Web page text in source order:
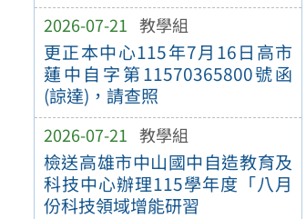
2026-07-21 教學組
更正本中心115年7月16日高市
蓮中自字第11570365800號函
(諒達)，請查照
2026-07-21 教學組
檢送高雄市中山國中自造教育及
科技中心辦理115學年度「八月
份科技領域增能研習